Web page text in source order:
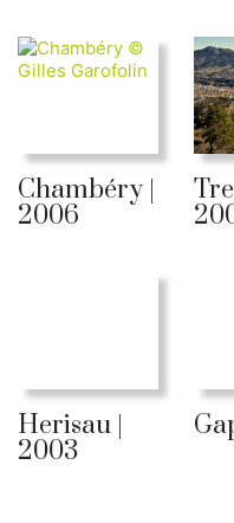
Chambéry |
2006
Herisau |
2003